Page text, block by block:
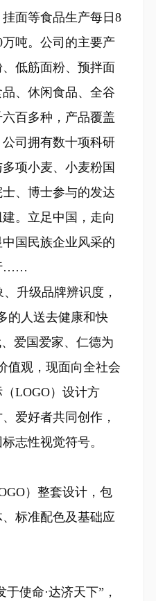
面等食品生产每日8
吨。公司的主要产
低筋面粉、预拌面
、休闲食品、全谷
百多种，产品覆盖
司拥有数十项科研
项小麦、小麦粉国
、博士参与的发达
。立足中国，走向
国民族企业风采的
……
升级品牌辨识度，
的人送去健康和快
爱国爱家、仁德为
值观，现面向全社会
LOGO）设计方
爱好者共同创作，
志性视觉符号。
）整套设计，包
标准配色及基础应
使命·达济天下”，